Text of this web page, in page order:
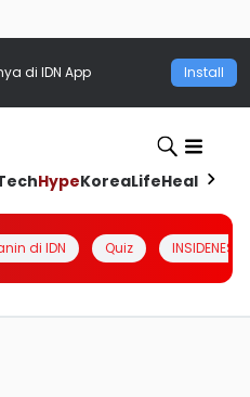
di IDN App Install
HypeKoreaLifeHealth
di IDN Quiz INSIDENESIA